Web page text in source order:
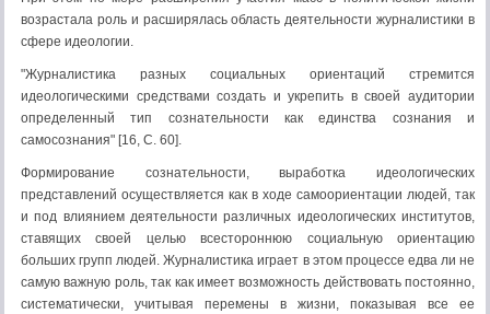
возрастала роль и расширялась область деятельности журналистики в
сфере идеологии.
"Журналистика разных социальных ориентаций стремится
идеологическими средствами создать и укрепить в своей аудитории
определенный тип сознательности как единства сознания и
самосознания" [16, С. 60].
Формирование сознательности, выработка идеологических
представлений осуществляется как в ходе самоориентации людей, так
и под влиянием деятельности различных идеологических институтов,
ставящих своей целью всестороннюю социальную ориентацию
больших групп людей. Журналистика играет в этом процессе едва ли не
самую важную роль, так как имеет возможность действовать постоянно,
систематически, учитывая перемены в жизни, показывая все ее